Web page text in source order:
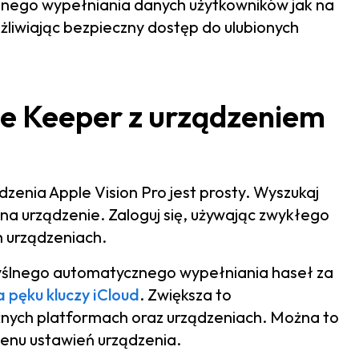
wypełniania danych użytkowników jak na
bezpieczny dostęp do ulubionych
Keeper z urządzeniem
Apple Vision Pro jest prosty. Wyszukaj
urządzenie. Zaloguj się, używając zwykłego
urządzeniach.
automatycznego wypełniania haseł za
pęku kluczy iCloud. Zwiększa to
platformach oraz urządzeniach. Można to
ustawień urządzenia.